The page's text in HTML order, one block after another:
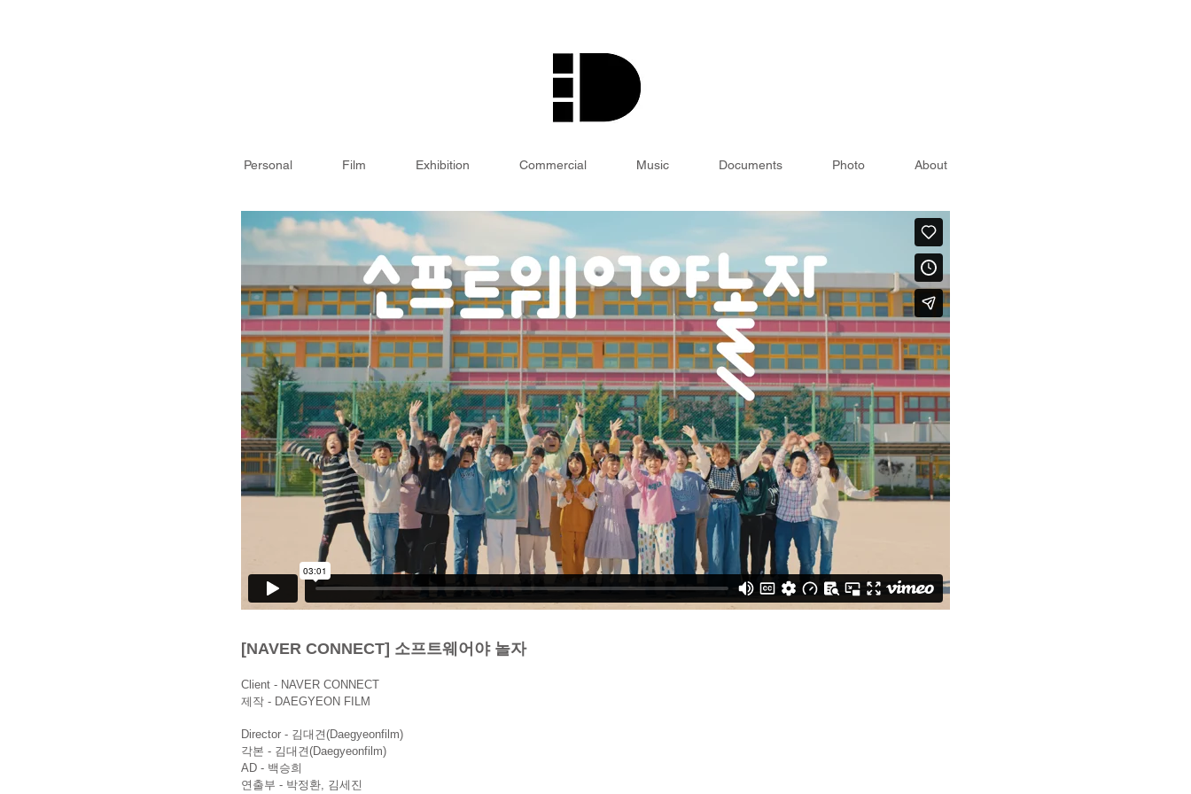
Personal Film Exhibition Commercial Music Documents Photo About
[NAVER CONNECT] 소프트웨어야 놀자
Client - NAVER CONNECT
제작 - DAEGYEON FILM
Director - 김대견(Daegyeonfilm)
​각본 - 김대견(Daegyeonfilm)
AD - 백승희
연출부 - 박정환, 김세진